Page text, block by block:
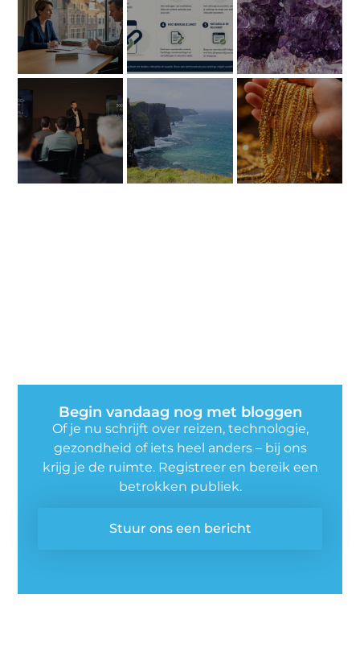
Begin vandaag nog met bloggen
Of je nu schrijft over reizen, technologie,
gezondheid of iets heel anders – bij ons
krijg je de ruimte. Registreer en bereik een
betrokken publiek.
Stuur ons een bericht